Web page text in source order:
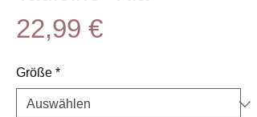
22,99 €Preis
Größe *